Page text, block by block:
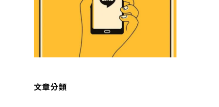
文章分類